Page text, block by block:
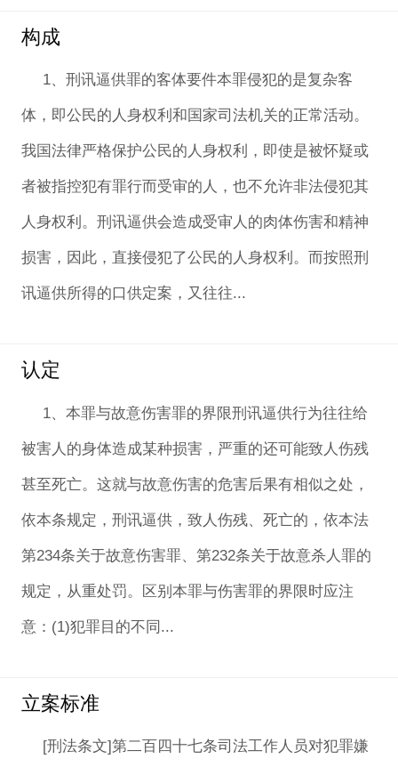
构成
1、刑讯逼供罪的客体要件本罪侵犯的是复杂客
体，即公民的人身权利和国家司法机关的正常活动。
我国法律严格保护公民的人身权利，即使是被怀疑或
者被指控犯有罪行而受审的人，也不允许非法侵犯其
人身权利。刑讯逼供会造成受审人的肉体伤害和精神
损害，因此，直接侵犯了公民的人身权利。而按照刑
讯逼供所得的口供定案，又往往...
认定
1、本罪与故意伤害罪的界限刑讯逼供行为往往给
被害人的身体造成某种损害，严重的还可能致人伤残
甚至死亡。这就与故意伤害的危害后果有相似之处，
依本条规定，刑讯逼供，致人伤残、死亡的，依本法
第234条关于故意伤害罪、第232条关于故意杀人罪的
规定，从重处罚。区别本罪与伤害罪的界限时应注
意：(1)犯罪目的不同...
立案标准
[刑法条文]第二百四十七条司法工作人员对犯罪嫌